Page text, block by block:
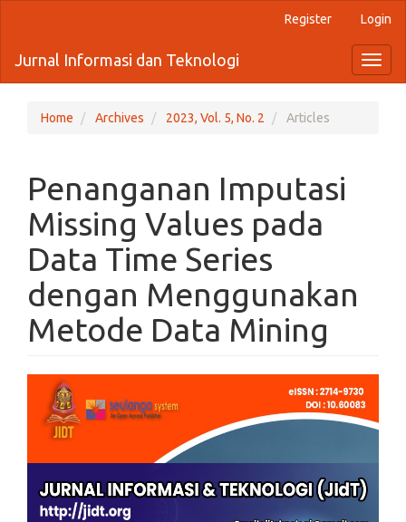
page
content
Navigation
Register Login
Jurnal Informasi dan Teknologi
Home Archives 2023, Vol. 5, No. 2 Articles
Penanganan Imputasi
Missing Values pada
Data Time Series
dengan Menggunakan
Metode Data Mining
Article
Sidebar